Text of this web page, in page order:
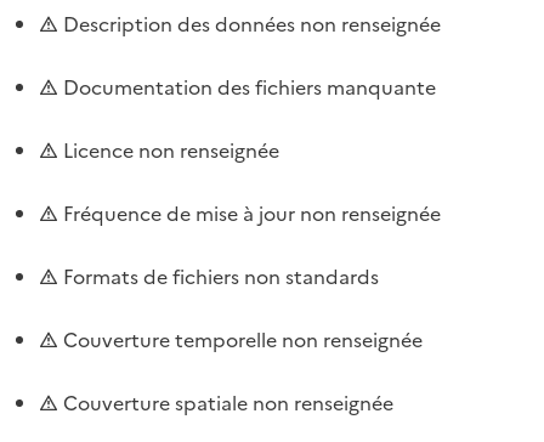
Description des données non renseignée
Documentation des fichiers manquante
Licence non renseignée
Fréquence de mise à jour non renseignée
Formats de fichiers non standards
Couverture temporelle non renseignée
Couverture spatiale non renseignée